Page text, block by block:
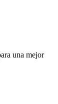
una mejor